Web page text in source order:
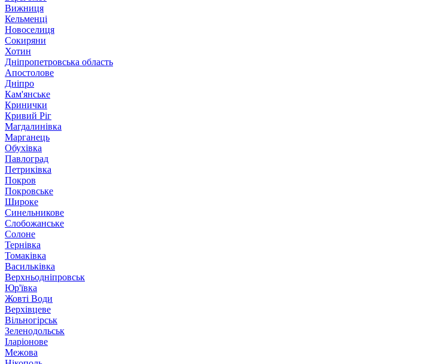
Вижниця
Кельменці
Новоселиця
Сокиряни
Хотин
Дніпропетровська область
Апостолове
Дніпро
Кам'янське
Кринички
Кривий Ріг
Магдалинівка
Марганець
Обухівка
Павлоград
Петриківка
Покров
Покровське
Широке
Синельникове
Слобожанське
Солоне
Тернівка
Томаківка
Васильківка
Верхньодніпровськ
Юр'ївка
Жовті Води
Верхівцеве
Вільногірськ
Зеленодольськ
Іларіонове
Межова